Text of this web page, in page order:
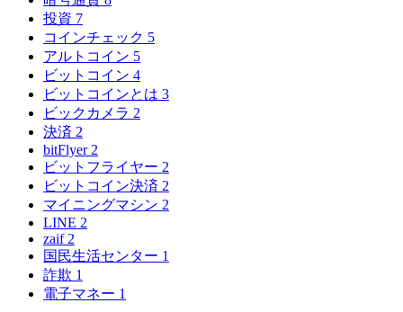
投資 7
コインチェック 5
アルトコイン 5
ビットコイン 4
ビットコインとは 3
ビックカメラ 2
決済 2
bitFlyer 2
ビットフライヤー 2
ビットコイン決済 2
マイニングマシン 2
LINE 2
zaif 2
国民生活センター 1
詐欺 1
電子マネー 1